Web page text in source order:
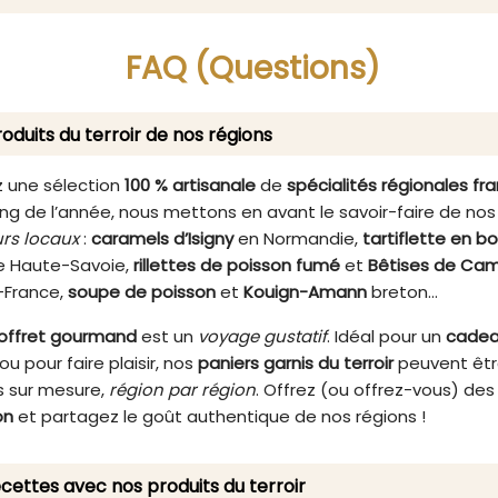
instant de bonheur avec
français qui saura
grands !
moment de douceur et
Son format pratique vous
savourant la Pastille des
myrtille de L'Atelier des
arômes envoûtants et sa
fondante. Une
sensorielle inoubliable à
FAQ (Questions)
du terroir de nos régions
une sélection 100 % artisanalede spécialités régionales
de l’année, nous mettons en avant le savoir-faire de nos
locaux: caramels d’Isignyen Normandie, tartiflette en
Haute-Savoie,rillettes de poisson fuméet Bêtises de
soupe de poissonet Kouign-Amannbreton…
gourmandest un voyage gustatif. Idéal pour un
ou pour faire plaisir, nos paniers garnis du terroirpeuvent
sur mesure, région par région. Offrez (ou offrez-vous) des
et partagez le goût authentique de nos régions !
avec nos produits du terroir